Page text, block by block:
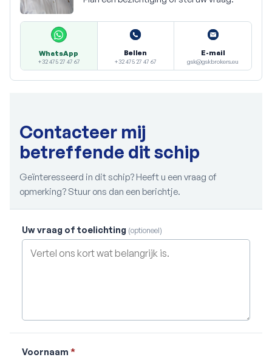
WhatsApp
+32 475 27 47 67
Bellen
+32 475 27 47 67
E-mail
gsk@gskbrokers.eu
Contacteer mij
betreffende dit schip
Geïnteresseerd in dit schip? Heeft u een vraag of
opmerking? Stuur ons dan een berichtje.
Uw vraag of toelichting (optioneel)
Voornaam *